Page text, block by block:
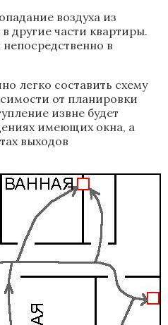
воздуха из
другие части квартиры.
в
легко составить схему
от планировки
извне будет
имеющих окна, а
выходов